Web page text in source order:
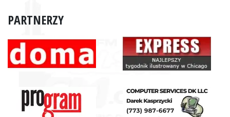
PARTNERZY